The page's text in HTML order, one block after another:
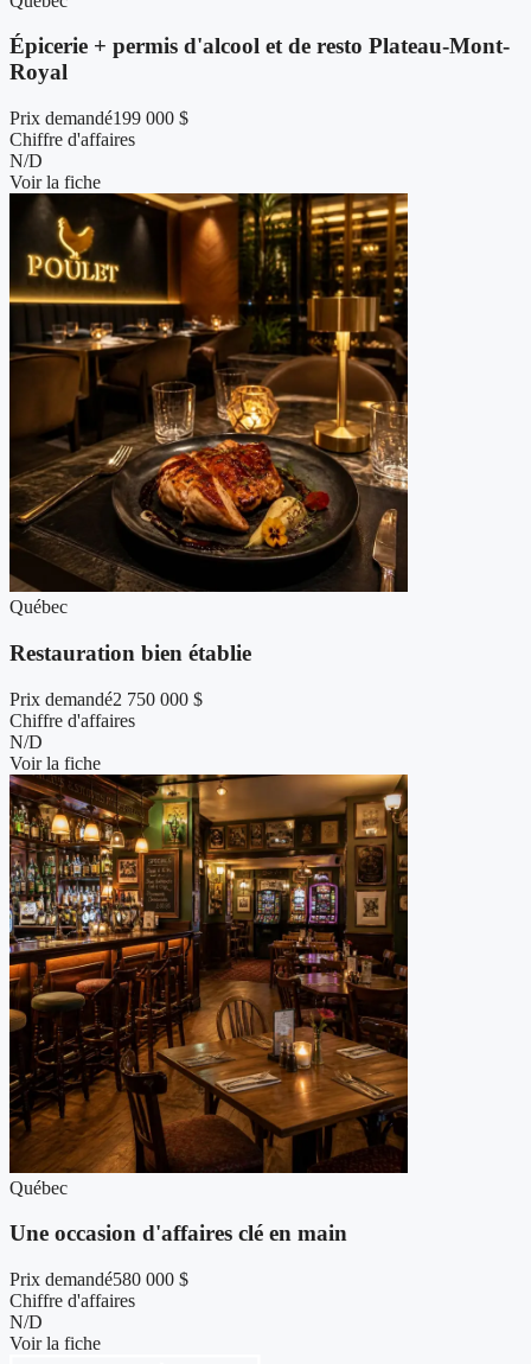
Épicerie + permis d'alcool et de resto Plateau-Mont-
Royal
Prix demandé199 000 $
Chiffre d'affaires
N/D
Voir la fiche
Québec
Restauration bien établie
Prix demandé2 750 000 $
Chiffre d'affaires
N/D
Voir la fiche
Québec
Une occasion d'affaires clé en main
Prix demandé580 000 $
Chiffre d'affaires
N/D
Voir la fiche